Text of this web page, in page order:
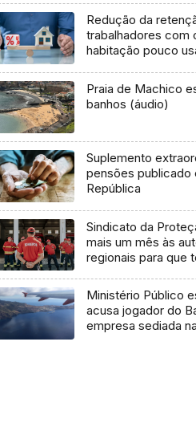
Redução da
trabalhadores com
habitação pouco
Praia de Machico
banhos (áudio)
Suplemento
pensões publicado
República
Sindicato da
mais um mês às
regionais para que
Ministério Público
acusa jogador do
empresa sediada